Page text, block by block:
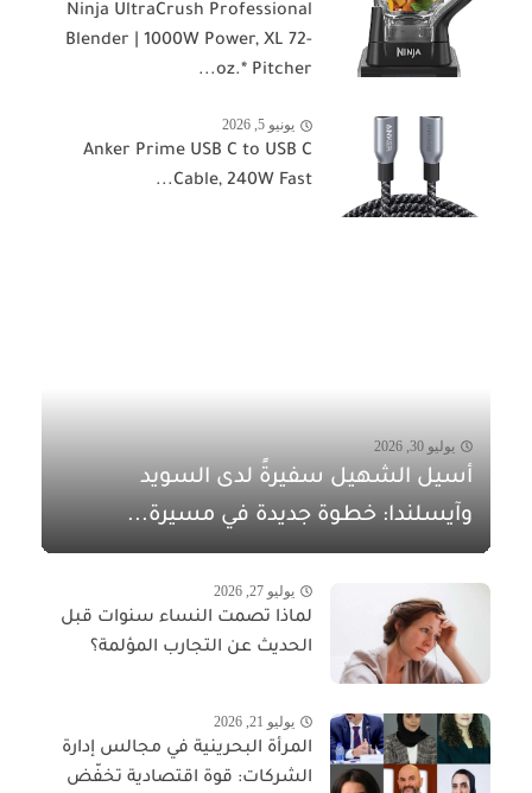
Ninja UltraCrush Professional
Blender | 1000W Power, XL 72-
oz.* Pitcher...
يونيو 5, 2026
Anker Prime USB C to USB C
Cable, 240W Fast...
يوليو 30, 2026
أسيل الشهيل سفيرةً لدى السويد
وآيسلندا: خطوة جديدة في مسيرة...
يوليو 27, 2026
لماذا تصمت النساء سنوات قبل
الحديث عن التجارب المؤلمة؟
يوليو 21, 2026
المرأة البحرينية في مجالس إدارة
الشركات: قوة اقتصادية تخفّض